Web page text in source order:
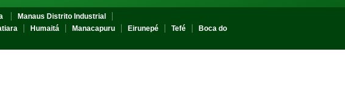
Manaus Distrito Industrial
Humaitá Manacapuru Eirunepé Tefé
Boca do